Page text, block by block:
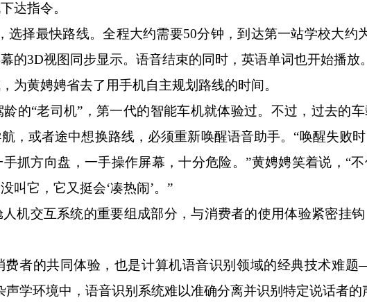
达指令。
择最快路线。全程大约需要50分钟，到达第一站学校大约
的3D视图同步显示。语音结束的同时，英语单词也开始播放。
黄娉娉省去了用手机自主规划路线的时间。
“老司机”，第一代的智能车机就体验过。不过，过去的车
，或者途中想换路线，必须重新唤醒语音助手。“唤醒失败
抓方向盘，一手操作屏幕，十分危险。”黄娉娉笑着说，“不
叫它，它又挺会‘凑热闹’。”
交互系统的重要组成部分，与消费者的使用体验紧密挂钩
者的共同体验，也是计算机语音识别领域的经典技术难题
学环境中，语音识别系统难以准确分离并识别特定说话者的